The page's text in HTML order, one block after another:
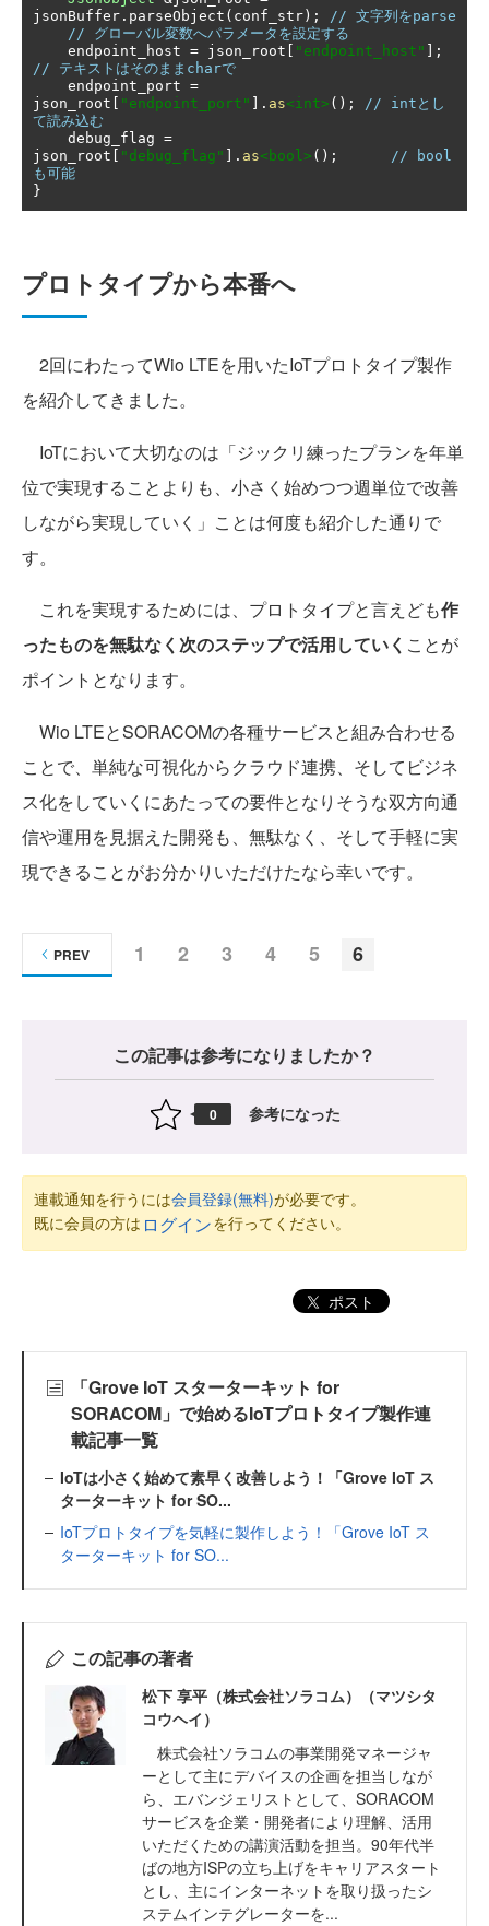
jsonBuffer . parseObject ( conf_str );
// 文字列をparse
// グローバル変数へパラメータを設定する
    endpoint_host
= json_root "endpoint_host"
];
// テキストはそのままcharで
    endpoint_port
=
json_root
"endpoint_port" ]. as<int> ();
// intとし
て読み込む
    debug_flag
=
json_root
"debug_flag" ]. as<bool> ();
// bool
も可能
}
プロトタイプから本番へ
2回にわたってWio LTEを用いたIoTプロトタイプ製作
を紹介してきました。
IoTにおいて大切なのは「ジックリ練ったプランを年単
位で実現することよりも、小さく始めつつ週単位で改善
しながら実現していく」ことは何度も紹介した通りで
す。
これを実現するためには、プロトタイプと言えども作
ったものを無駄なく次のステップで活用していく ことが
ポイントとなります。
Wio LTEとSORACOMの各種サービスと組み合わせる
ことで、単純な可視化からクラウド連携、そしてビジネ
ス化をしていくにあたっての要件となりそうな双方向通
信や運用を見据えた開発も、無駄なく、そして手軽に実
現できることがお分かりいただけたなら幸いです。
1 2 3 4 5 6
PREV
この記事は参考になりましたか？
0 参考になった
連載通知を行うには会員登録(無料)が必要です。
既に会員の方は ログインを行ってください。
ポスト
「Grove IoT スターターキット for
SORACOM」で始めるIoTプロトタイプ製作連
載記事一覧
IoTは小さく始めて素早く改善しよう！「Grove IoT ス
ターターキット for SO...
IoTプロトタイプを気軽に製作しよう！「Grove IoT ス
ターターキット for SO...
この記事の著者
松下 享平（株式会社ソラコム）（マツシタ
コウヘイ）
株式会社ソラコムの事業開発マネージャ
ーとして主にデバイスの企画を担当しなが
ら、エバンジェリストとして、SORACOM
サービスを企業・開発者により理解、活用
いただくための講演活動を担当。90年代半
ばの地方ISPの立ち上げをキャリアスタート
とし、主にインターネットを取り扱ったシ
ステムインテグレーターを...